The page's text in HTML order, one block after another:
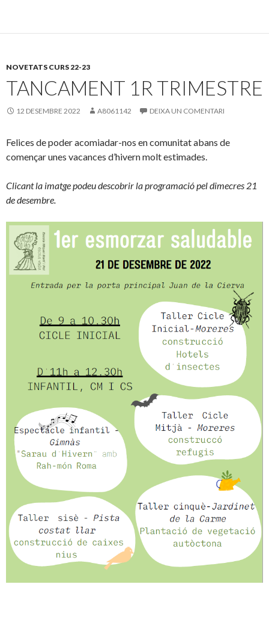
NOVETATS CURS 22-23
TANCAMENT 1R TRIMESTRE
12 DESEMBRE 2022 A8061142 DEIXA UN COMENTARI
Felices de poder acomiadar-nos en comunitat abans de
començar unes vacances d’hivern molt estimades.
Clicant la imatge podeu descobrir la programació pel dimecres 21
de desembre.